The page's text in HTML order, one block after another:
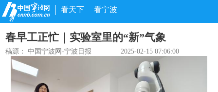
看天下 看宁波
春早工正忙｜实验室里的“新”气象
稿源：中国宁波网-宁波日报 2025-02-15 07:06:00